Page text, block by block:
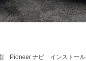
Pioneer ナビ インストール